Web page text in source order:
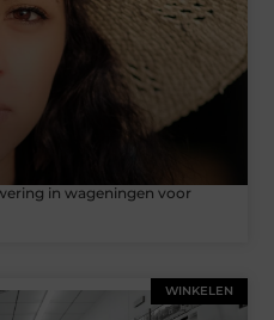
in wageningen voor
WINKELEN